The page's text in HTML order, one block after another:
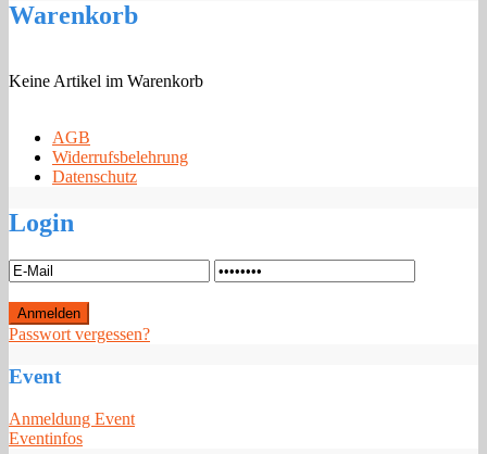
Warenkorb
Keine Artikel im Warenkorb
AGB
Widerrufsbelehrung
Datenschutz
Login
Passwort vergessen?
Event
Anmeldung Event
Eventinfos